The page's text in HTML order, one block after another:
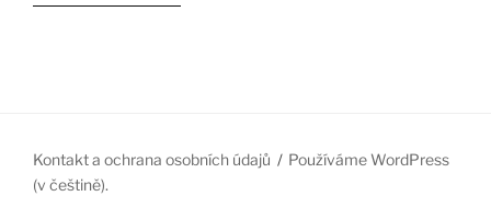
Kontakt a ochrana osobních údajů
Používáme WordPress
(v češtině).